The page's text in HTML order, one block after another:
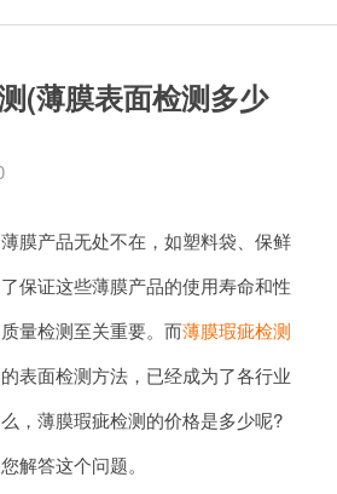
(薄膜表面检测多少
产品无处不在，如塑料袋、保鲜
保证这些薄膜产品的使用寿命和性
量检测至关重要。而薄膜瑕疵检测
表面检测方法，已经成为了各行业
，薄膜瑕疵检测的价格是多少呢?
解答这个问题。